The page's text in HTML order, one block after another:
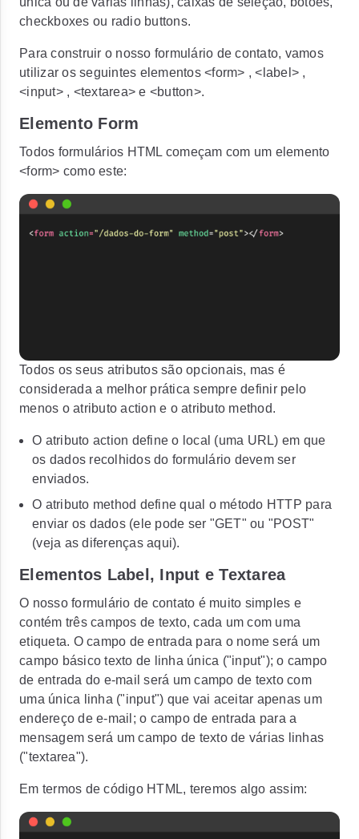
checkboxes ou radio buttons.
Para construir o nosso formulário de contato, vamos
utilizar os seguintes elementos <form> ,<label> ,
<input>, <textarea> e <button>.
Elemento Form
Todos formulários HTML começam com um elemento
<form> como este:
Todos os seus atributos são opcionais, mas é
considerada a melhor prática sempre definir pelo
menos o atributo action e o atributo method.
O atributo action define o local (uma URL) em que
os dados recolhidos do formulário devem ser
enviados.
O atributo method define qual o método HTTP para
enviar os dados (ele pode ser "GET" ou "POST"
(veja as diferenças aqui).
Elementos Label, Input e Textarea
O nosso formulário de contato é muito simples e
contém três campos de texto, cada um com uma
etiqueta. O campo de entrada para o nome será um
campo básico texto de linha única ("input"); o campo
de entrada do e-mail será um campo de texto com
uma única linha ("input") que vai aceitar apenas um
endereço de e-mail; o campo de entrada para a
mensagem será um campo de texto de várias linhas
("textarea").
Em termos de código HTML, teremos algo assim: